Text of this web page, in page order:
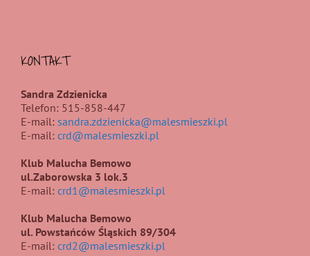
KONTAKT
Sandra Zdzienicka
Telefon: 515-858-447
E-mail: sandra.zdzienicka@malesmieszki.pl
E-mail: crd@malesmieszki.pl
Klub Malucha Bemowo
ul.Zaborowska 3 lok.3
E-mail: crd1@malesmieszki.pl
Klub Malucha Bemowo
ul. Powstańców Śląskich 89/304
E-mail: crd2@malesmieszki.pl